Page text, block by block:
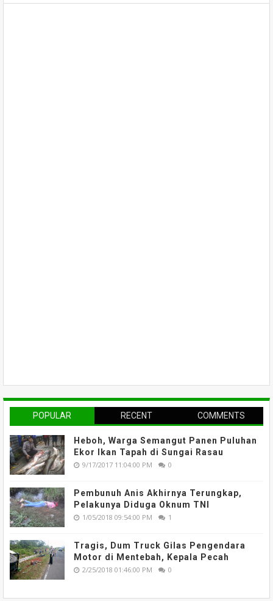
POPULAR RECENT COMMENTS
Heboh, Warga Semangut Panen Puluhan
Ekor Ikan Tapah di Sungai Rasau
9/17/2017 11:04:00 PM 0
Pembunuh Anis Akhirnya Terungkap,
Pelakunya Diduga Oknum TNI
1/05/2018 09:54:00 PM 1
Tragis, Dum Truck Gilas Pengendara
Motor di Mentebah, Kepala Pecah
2/25/2018 01:46:00 PM 0